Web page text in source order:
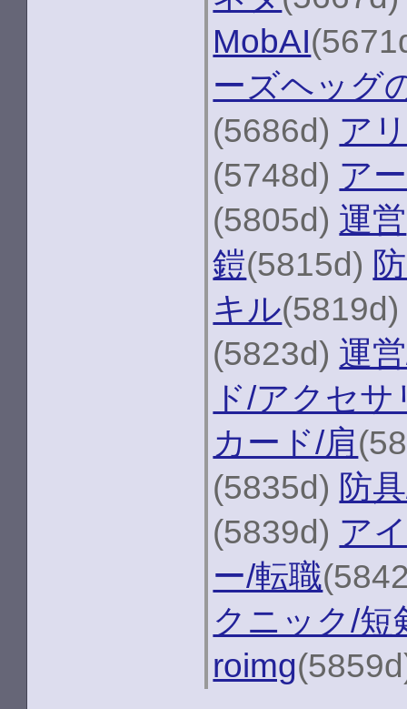
MobAI
ーズヘッグ
(5686d) ア
(5748d) ア
(5805d) 運営
鎧(5815d)
キル
(5823d) 運
ド/アクセサ
カード/肩
(5835d) 防
(5839d) ア
ー/転職
クニック/短
roimg